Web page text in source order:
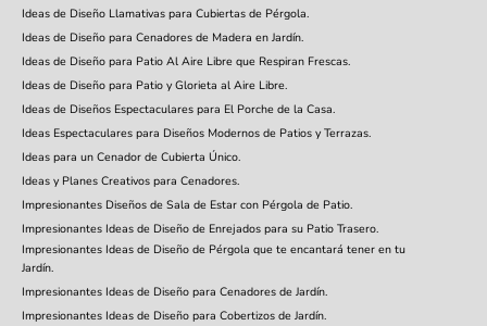
Ideas de Diseño Llamativas para Cubiertas de Pérgola.
Ideas de Diseño para Cenadores de Madera en Jardín.
Ideas de Diseño para Patio Al Aire Libre que Respiran Frescas.
Ideas de Diseño para Patio y Glorieta al Aire Libre.
Ideas de Diseños Espectaculares para El Porche de la Casa.
Ideas Espectaculares para Diseños Modernos de Patios y Terrazas.
Ideas para un Cenador de Cubierta Único.
Ideas y Planes Creativos para Cenadores.
Impresionantes Diseños de Sala de Estar con Pérgola de Patio.
Impresionantes Ideas de Diseño de Enrejados para su Patio Trasero.
Impresionantes Ideas de Diseño de Pérgola que te encantará tener en tu
Jardín.
Impresionantes Ideas de Diseño para Cenadores de Jardín.
Impresionantes Ideas de Diseño para Cobertizos de Jardín.